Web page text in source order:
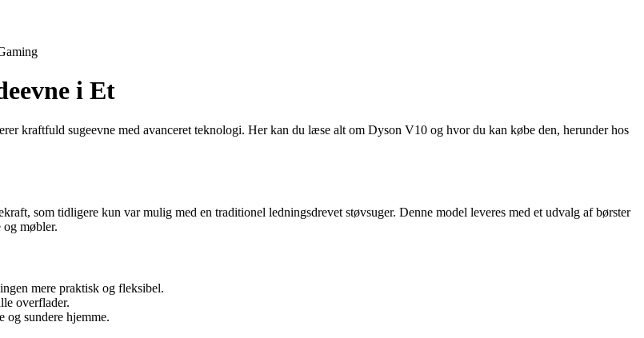
i Et
kraftfuld sugeevne med avanceret teknologi. Her kan du læse alt om Dyson V10 og hvor du kan købe den, herunder hos
som tidligere kun var mulig med en traditionel ledningsdrevet støvsuger. Denne model leveres med et udvalg af børster
møbler.
mere praktisk og fleksibel.
overflader.
og sundere hjemme.